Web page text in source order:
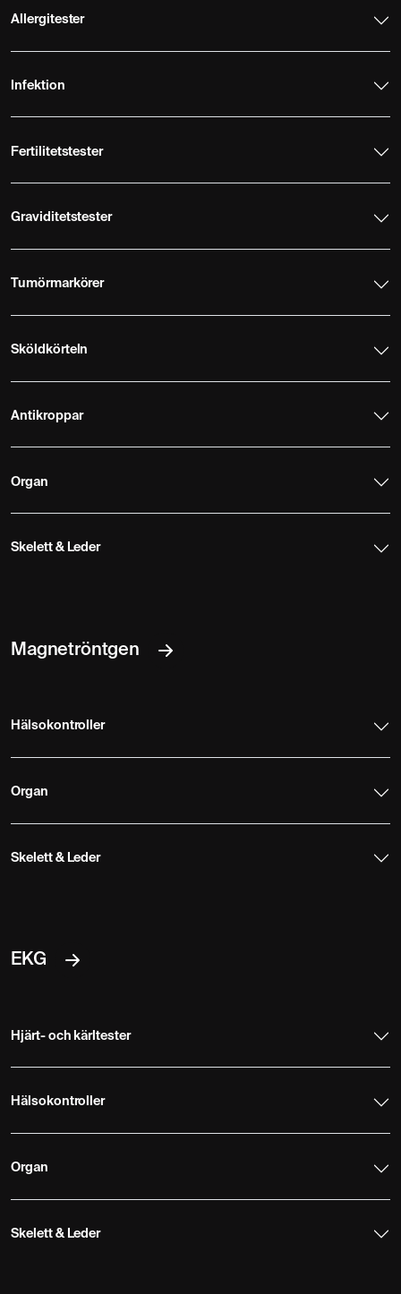
Allergitester
Infektion
Fertilitetstester
Graviditetstester
Tumörmarkörer
Sköldkörteln
Antikroppar
Organ
Skelett & Leder
Magnetröntgen
Hälsokontroller
Organ
Skelett & Leder
EKG
Hjärt- och kärltester
Hälsokontroller
Organ
Skelett & Leder